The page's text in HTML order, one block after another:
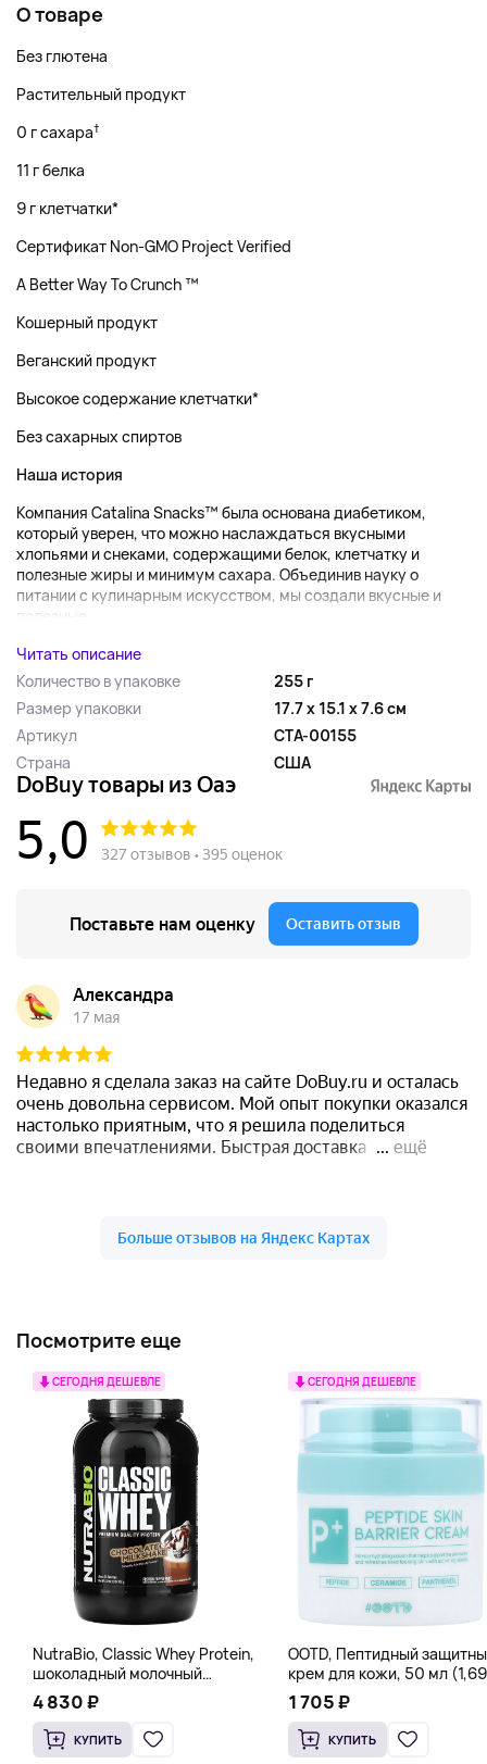
О товаре
Без глютена
Растительный продукт
0 г сахара†
11 г белка
9 г клетчатки*
Сертификат Non-GMO Project Verified
A Better Way To Crunch ™
Кошерный продукт
Веганский продукт
Высокое содержание клетчатки*
Без сахарных спиртов
Наша история
Компания Catalina Snacks™ была основана диабетиком,
который уверен, что можно наслаждаться вкусными
хлопьями и снеками, содержащими белок, клетчатку и
полезные жиры и минимум сахара. Объединив науку о
питании с кулинарным искусством, мы создали вкусные и
полезные...
Читать описание
Количество в упаковке
255 г
Размер упаковки
17.7 x 15.1 x 7.6 см
Артикул
CTA-00155
Страна
США
Посмотрите еще
СЕГОДНЯ ДЕШЕВЛЕ
NutraBio, Classic Whey Protein,
шоколадный молочный
коктейль, 907 г (2 фунта)
4 830 ₽
КУПИТЬ
СЕГОДНЯ ДЕШЕВЛЕ
OOTD, Пептидный
крем для кожи, 50 мл (1,69
жидк. Унции)
1 705 ₽
КУПИТЬ